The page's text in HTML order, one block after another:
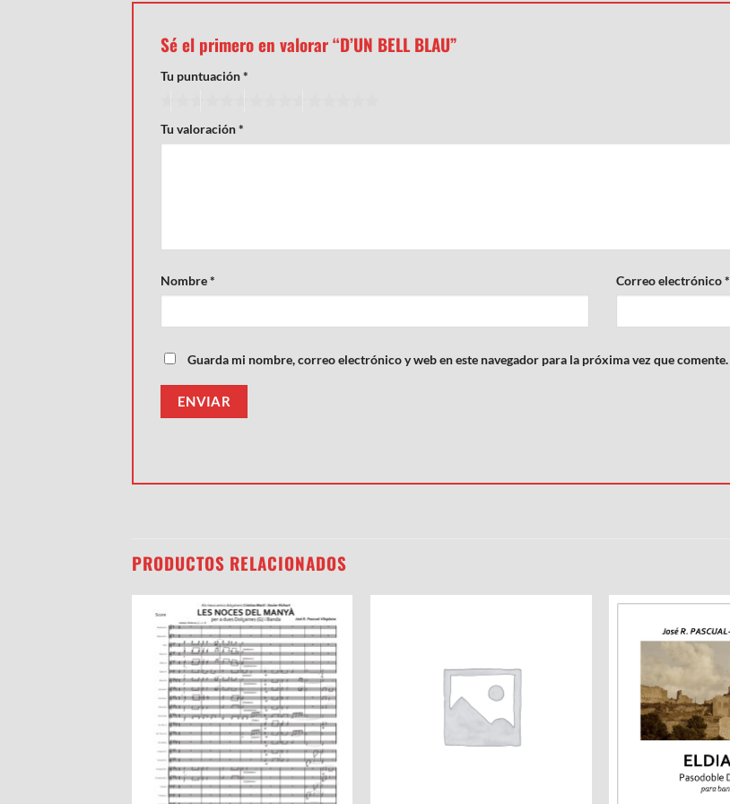
Sé el primero en valorar “D’UN BELL BLAU”
Tu puntuación*
Tu valoración*
Nombre* Correo electrónico*
Guarda mi nombre, correo electrónico y web en este navegador para la próxima vez que comente.
PRODUCTOS RELACIONADOS